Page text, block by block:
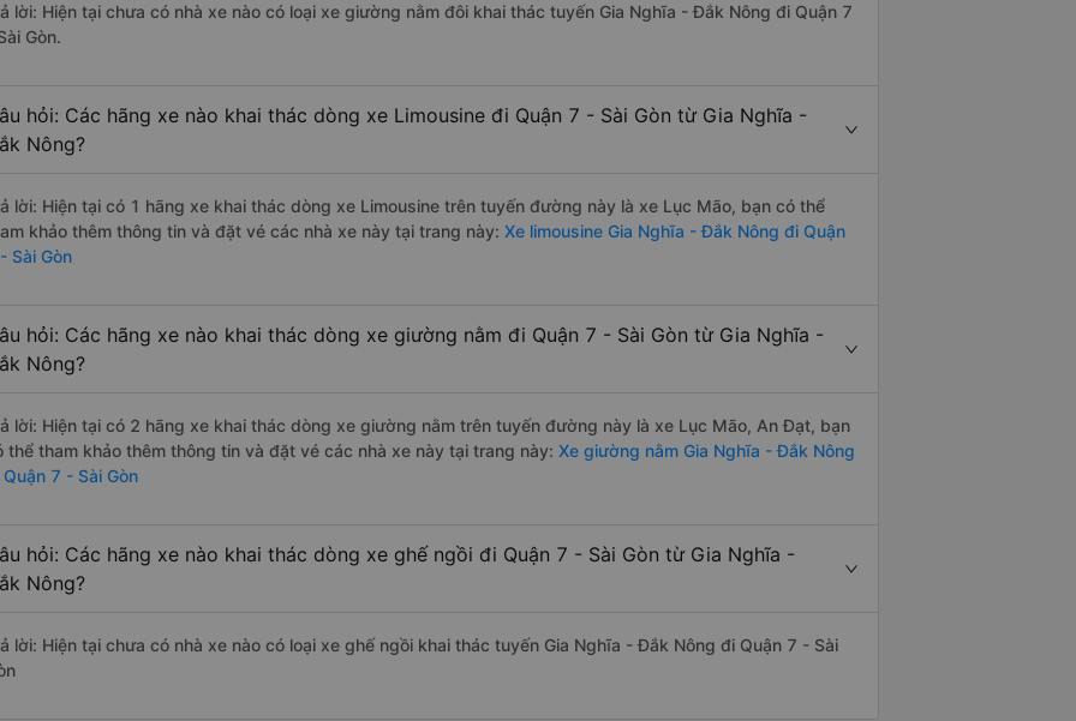
lời: Hiện tại chưa có nhà xe nào có loại xe giường nằm đôi khai thác tuyến Gia Nghĩa - Đắk Nông đi Quận 7
Gòn.
hỏi: Các hãng xe nào khai thác dòng xe Limousine đi Quận 7 - Sài Gòn từ Gia Nghĩa -
Nông?
lời: Hiện tại có 1 hãng xe khai thác dòng xe Limousine trên tuyến đường này là xe Lục Mão, bạn có thể
khảo thêm thông tin và đặt vé các nhà xe này tại trang này: Xe limousine Gia Nghĩa - Đắk Nông đi Quận
Sài Gòn
hỏi: Các hãng xe nào khai thác dòng xe giường nằm đi Quận 7 - Sài Gòn từ Gia Nghĩa -
Nông?
lời: Hiện tại có 2 hãng xe khai thác dòng xe giường nằm trên tuyến đường này là xe Lục Mão, An Đạt, bạn
thể tham khảo thêm thông tin và đặt vé các nhà xe này tại trang này: Xe giường nằm Gia Nghĩa - Đắk Nông
7 - Sài Gòn
hỏi: Các hãng xe nào khai thác dòng xe ghế ngồi đi Quận 7 - Sài Gòn từ Gia Nghĩa -
Nông?
lời: Hiện tại chưa có nhà xe nào có loại xe ghế ngồi khai thác tuyến Gia Nghĩa - Đắk Nông đi Quận 7 - Sài